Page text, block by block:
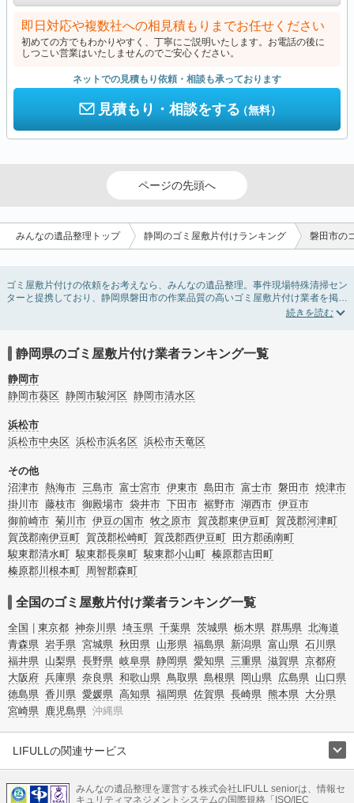
即日対応や複数社への相見積もりまでお任せください
初めての方でもわかりやすく、丁寧にご説明いたします。お電話の後に
しつこい営業はいたしませんのでご安心ください。
ネットでの見積もり依頼・相談も承っております
見積もり・相談をする（無料）
ページの先頭へ
みんなの遺品整理トップ 静岡のゴミ屋敷片付けランキング 磐田市の
ゴミ屋敷片付けの依頼をお考えなら、みんなの遺品整理。事件現場特殊清掃セン
ターと提携しており、静岡県磐田市の作業品質の高いゴミ屋敷片付け業者を掲載
しています。汚部屋の片付けに伴う不用品の処分・回収・引き取りから、外虫の
条件を利用し検索してみましょう。ゴミ屋敷になってしまう方は高齢で体力的に
掃除するのが難しい、認知症やセルフネグレクトになってしまう、精神的なスト
レスなど様々な原因があります。
またお役立ち情報も豊富なので、部屋を埋めつくす大量のゴミを自力で片付ける
方法についてもチェックしてみてください。
静岡県のゴミ屋敷片付け業者ランキング一覧
静岡市
静岡市葵区 静岡市駿河区 静岡市清水区
浜松市
浜松市中央区 浜松市浜名区 浜松市天竜区
その他
沼津市 熱海市 三島市 富士宮市 伊東市 島田市 富士市 磐田市 焼津市
掛川市 藤枝市 御殿場市 袋井市 下田市 裾野市 湖西市 伊豆市
御前崎市 菊川市 伊豆の国市 牧之原市 賀茂郡東伊豆町 賀茂郡河津町
賀茂郡南伊豆町 賀茂郡松崎町 賀茂郡西伊豆町
田方郡函南町
駿東郡清水町 駿東郡長泉町 駿東郡小山町 榛原郡吉田町
榛原郡川根本町 周智郡森町
全国のゴミ屋敷片付け業者ランキング一覧
全国 東京都 神奈川県 埼玉県 千葉県 茨城県 栃木県 群馬県 北海道
青森県 岩手県 宮城県 秋田県 山形県 福島県 新潟県 富山県 石川県
福井県 山梨県 長野県 岐阜県 静岡県 愛知県 三重県 滋賀県 京都府
大阪府 兵庫県 奈良県 和歌山県 鳥取県 島根県 岡山県 広島県 山口県
徳島県 香川県 愛媛県 高知県 福岡県 佐賀県 長崎県 熊本県 大分県
宮崎県 鹿児島県 沖縄県
LIFULLの関連サービス
不動産・住宅
引越し 老人ホーム 地方創生 ママの就労支援
みんなの遺品整理を運営する株式会社LIFULL seniorは、情報セ
キュリティマネジメントシステムの国際規格「ISO/IEC